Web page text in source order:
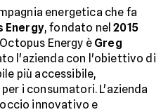
energetica che fa
Energy, fondato nel2015
Octopus Energy è Greg
l'azienda con l'obiettivo di
più accessibile,
i consumatori. L'azienda
innovativo e